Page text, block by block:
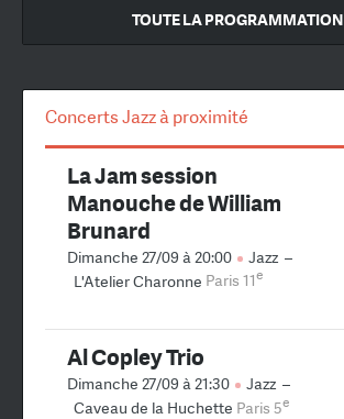
TOUTE LA PROGRAMMATION
Concerts Jazz à proximité
La Jam session
Manouche de William
Brunard
Dimanche 27/09 à 20:00 Jazz –
L'Atelier Charonne Paris 11e
Al Copley Trio
Dimanche 27/09 à 21:30 Jazz –
Caveau de la Huchette Paris 5e